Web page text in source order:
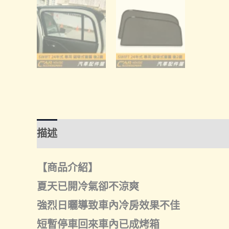
描述
【商品介紹】
夏天已開冷氣卻不涼爽
強烈日曬導致車內冷房效果不佳
短暫停車回來車內已成烤箱